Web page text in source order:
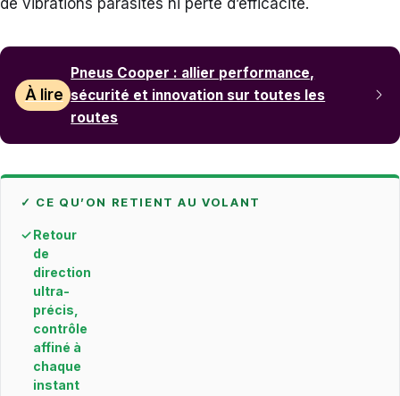
À lire
Pneus Cooper : allier performance,
sécurité et innovation sur toutes les
routes
✓ CE QU’ON RETIENT AU VOLANT
✓Retour
de
direction
ultra-
précis,
contrôle
affiné à
chaque
instant